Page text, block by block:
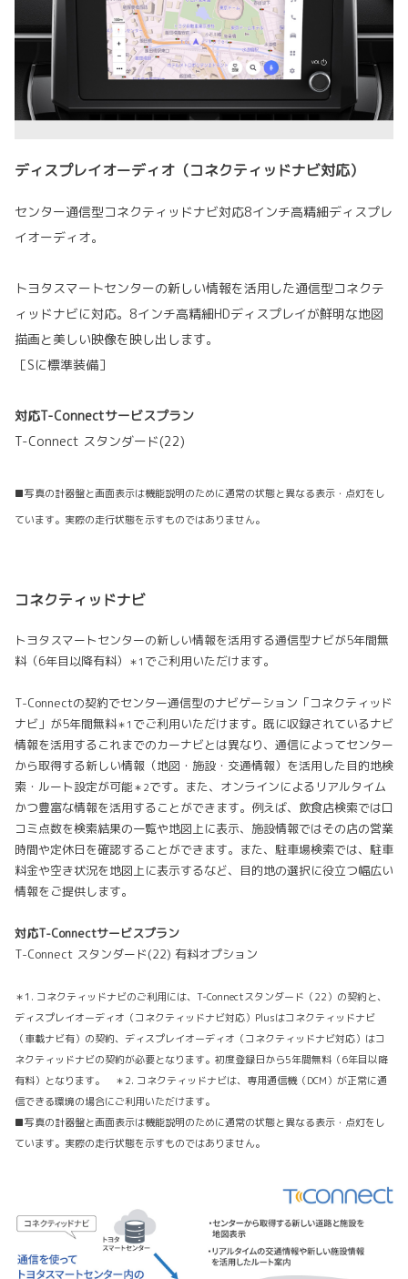
ディスプレイオーディオ（コネクティッドナビ対応）
センター通信型コネクティッドナビ対応8インチ高精細ディスプレ
イオーディオ。
トヨタスマートセンターの新しい情報を活用した通信型コネクテ
ィッドナビに対応。8インチ高精細HDディスプレイが鮮明な地図
描画と美しい映像を映し出します。
［Sに標準装備］
対応T-Connectサービスプラン
T-Connect スタンダード(22)
■写真の計器盤と画面表示は機能説明のために通常の状態と異なる表示・点灯をし
ています。実際の走行状態を示すものではありません。
コネクティッドナビ
トヨタスマートセンターの新しい情報を活用する通信型ナビが5年間無
料（6年目以降有料）
＊1 でご利用いただけます。
T-Connectの契約でセンター通信型のナビゲーション「コネクティッド
ナビ」が5年間無料＊1 でご利用いただけます。既に収録されているナビ
情報を活用するこれまでのカーナビとは異なり、通信によってセンター
から取得する新しい情報（地図・施設・交通情報）を活用した目的地検
索・ルート設定が可能＊2です。また、オンラインによるリアルタイム
かつ豊富な情報を活用することができます。例えば、飲食店検索では口
コミ点数を検索結果の一覧や地図上に表示、施設情報ではその店の営業
時間や定休日を確認することができます。また、駐車場検索では、駐車
料金や空き状況を地図上に表示するなど、目的地の選択に役立つ幅広い
情報をご提供します。
対応T-Connectサービスプラン
T-Connect スタンダード(22) 有料オプション
＊1. コネクティッドナビのご利用には、T-Connectスタンダード（22）の契約と、
ディスプレイオーディオ（コネクティッドナビ対応）Plusはコネクティッドナビ
（車載ナビ有）の契約、ディスプレイオーディオ（コネクティッドナビ対応）はコ
ネクティッドナビの契約が必要となります。初度登録日から5年間無料（6年目以降
有料）となります。 ＊2. コネクティッドナビは、専用通信機（DCM）が正常に通
信できる環境の場合にご利用いただけます。
■写真の計器盤と画面表示は機能説明のために通常の状態と異なる表示・点灯をし
ています。実際の走行状態を示すものではありません。